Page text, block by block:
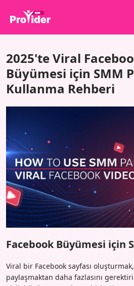
Hakkımızda
Giriş Yap
Kayıt Ol
API
Şartlar
Blog
2025'te Viral
Büyümesi için SMM
Kullanma Rehberi
Facebook Büyümesi için
Viral bir Facebook sayfası
paylaşmaktan daha fazlasını